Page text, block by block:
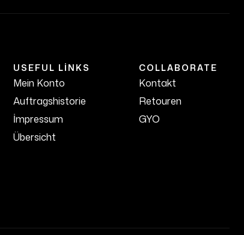
USEFUL LINKS
Mein Konto
Auftragshistorie
İmpressum
Übersicht
COLLABORATE
Kontakt
Retouren
GYO